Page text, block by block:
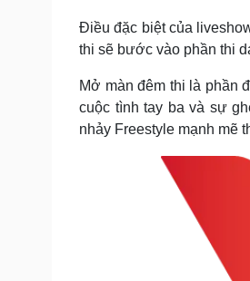
Nhi khoa
Nam khoa
Làm đẹp - giảm cân
Phòng mạch online
Cải chính
Điều đặc biệt của
thi sẽ bước vào phần thi
Mở màn đêm thi là phần
cuộc tình tay ba và sự
nhảy Freestyle mạnh mẽ